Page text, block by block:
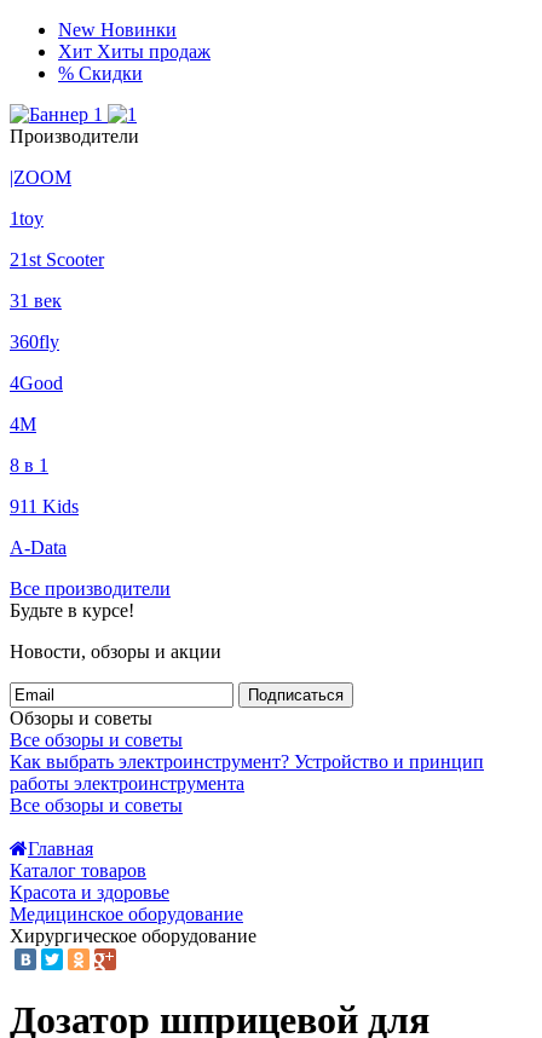
New Новинки
Хит Хиты продаж
% Скидки
Производители
|ZOOM
1toy
21st Scooter
31 век
360fly
4Good
4М
8 в 1
911 Kids
A-Data
Все производители
Будьте в курсе!
Новости, обзоры и акции
Подписаться
Обзоры и советы
Все обзоры и советы
Как выбрать электроинструмент? Устройство и принцип
работы электроинструмента
Все обзоры и советы
Главная
Каталог товаров
Красота и здоровье
Медицинское оборудование
Хирургическое оборудование
Дозатор шприцевой для